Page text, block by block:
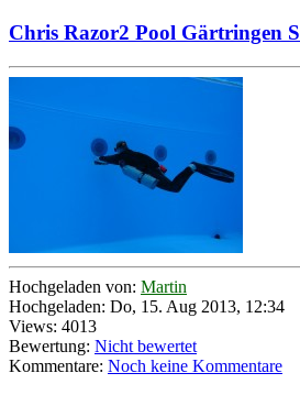
Chris Razor2 Pool Gärtringen
Hochgeladen von: Martin
Hochgeladen: Do, 15. Aug 2013, 12:34
Views: 4013
Bewertung: Nicht bewertet
Kommentare: Noch keine Kommentare